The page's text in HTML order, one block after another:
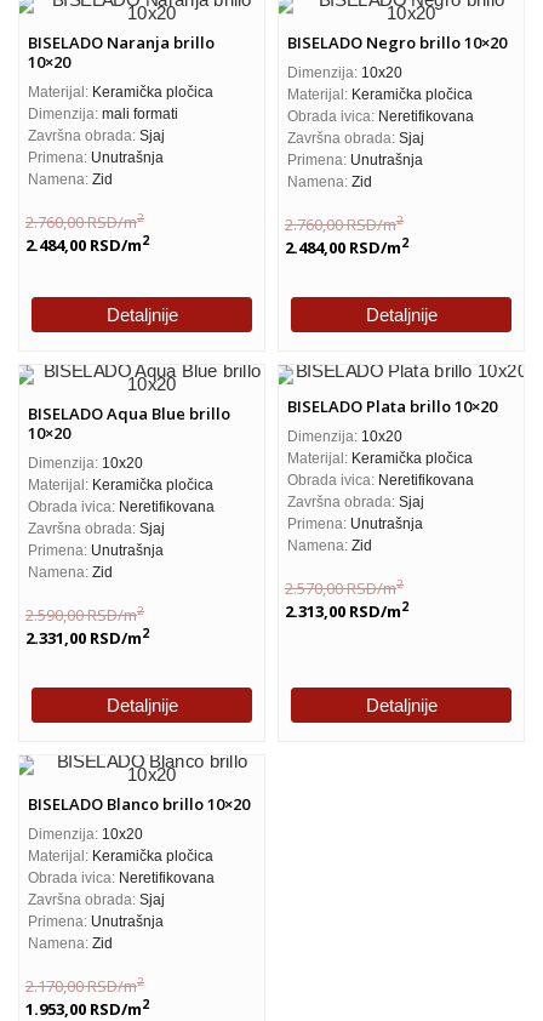
BISELADO Naranja brillo
10×20
Materijal: Keramička pločica
Dimenzija: mali formati
Završna obrada: Sjaj
Primena: Unutrašnja
Namena: Zid
2.760,00RSD/m2
2.484,00 RSD/m2
Detaljnije
BISELADO Negro brillo 10×20
Dimenzija: 10x20
Materijal: Keramička pločica
Obrada ivica: Neretifikovana
Završna obrada: Sjaj
Primena: Unutrašnja
Namena: Zid
2.760,00RSD/m2
2.484,00 RSD/m2
Detaljnije
BISELADO Aqua Blue brillo
10×20
Dimenzija: 10x20
Materijal: Keramička pločica
Obrada ivica: Neretifikovana
Završna obrada: Sjaj
Primena: Unutrašnja
Namena: Zid
2.590,00RSD/m2
2.331,00 RSD/m2
Detaljnije
BISELADO Plata brillo 10×20
Dimenzija: 10x20
Materijal: Keramička pločica
Obrada ivica: Neretifikovana
Završna obrada: Sjaj
Primena: Unutrašnja
Namena: Zid
2.570,00RSD/m2
2.313,00 RSD/m2
Detaljnije
BISELADO Blanco brillo 10×20
Dimenzija: 10x20
Materijal: Keramička pločica
Obrada ivica: Neretifikovana
Završna obrada: Sjaj
Primena: Unutrašnja
Namena: Zid
2.170,00RSD/m2
1.953,00 RSD/m2